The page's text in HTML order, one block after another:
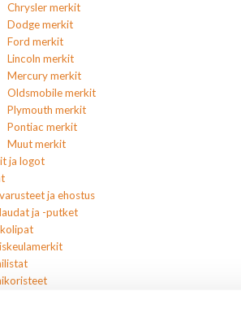
Chrysler merkit
Dodge merkit
Ford merkit
Lincoln merkit
Mercury merkit
Oldsmobile merkit
Plymouth merkit
Pontiac merkit
Muut merkit
ja logot
ja ehostus
ja -putket